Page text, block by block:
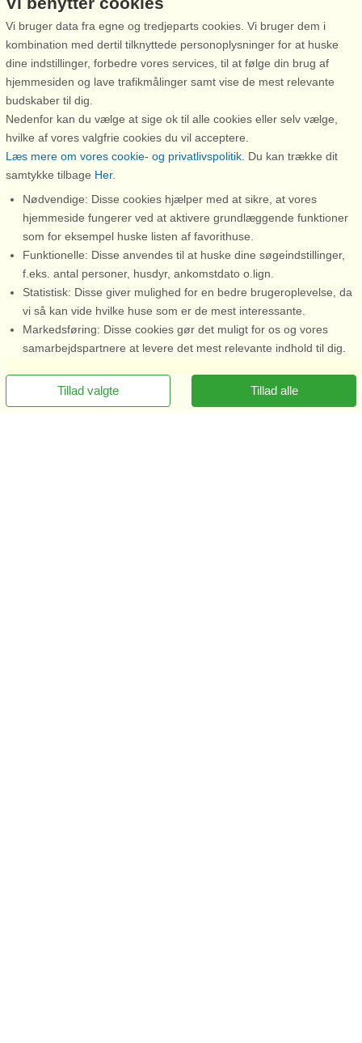
Vi bruger data fra egne og tredjeparts cookies. Vi bruger dem i
kombination med dertil tilknyttede personoplysninger for at huske
dine indstillinger, forbedre vores services, til at følge din brug af
hjemmesiden og lave trafikmålinger samt vise de mest relevante
budskaber til dig.
Nedenfor kan du vælge at sige ok til alle cookies eller selv vælge,
hvilke af vores valgfrie cookies du vil acceptere.
Læs mere om vores cookie- og privatlivspolitik . Du kan trække dit
samtykke tilbage Her.
Nødvendige: Disse cookies hjælper med at sikre, at vores
hjemmeside fungerer ved at aktivere grundlæggende funktioner
som for eksempel huske listen af favorithuse.
Funktionelle: Disse anvendes til at huske dine søgeindstillinger,
f.eks. antal personer, husdyr, ankomstdato o.lign.
Statistisk: Disse giver mulighed for en bedre brugeroplevelse, da
vi så kan vide hvilke huse som er de mest interessante.
Markedsføring: Disse cookies gør det muligt for os og vores
samarbejdspartnere at levere det mest relevante indhold til dig.
Tillad alle
Tillad valgte